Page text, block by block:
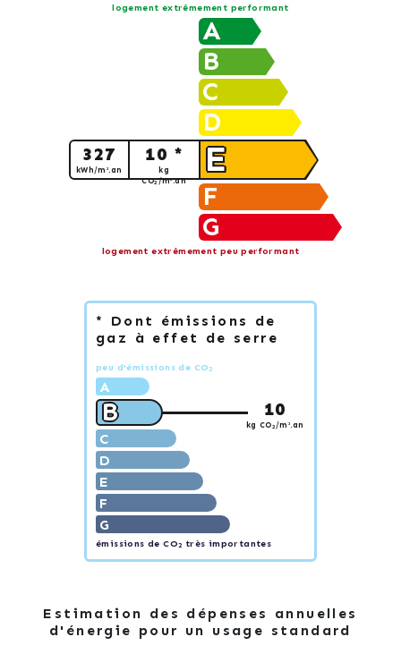
logement extrêmement performant
A
B
C
D
E
327
kWh/m².an
10 *
kg
CO2/m².an
F
G
logement extrêmement peu performant
* Dont émissions de
gaz à effet de serre
peu d'émissions de CO 2
A
B 10
kg CO2 /m².an
C
D
E
F
G
émissions de CO2 très importantes
Estimation des dépenses annuelles
d'énergie pour un usage standard